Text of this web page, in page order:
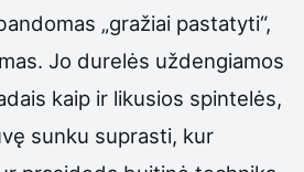
„gražiai pastatyti“,
Jo durelės uždengiamos
kaip ir likusios spintelės,
sunku suprasti, kur